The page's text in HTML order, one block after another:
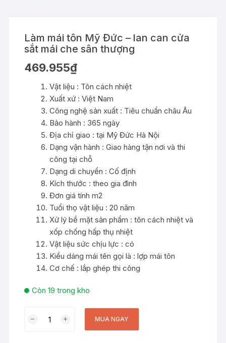
Làm mái tôn Mỹ Đức – lan can cửa
sắt mái che sân thượng
469.955₫
Vật liệu : Tôn cách nhiệt
Xuất xứ : Việt Nam
Công nghệ sản xuất : Tiêu chuẩn châu Âu
Bảo hành : 365 ngày
Địa chỉ giao : tại Mỹ Đức Hà Nội
Dạng vận hành : Giao hàng tận nơi và thi
công tại chỗ
Dạng di chuyển : Cố định
Kích thước : theo gia đình
Đơn giá tính m2
Tuổi thọ vật liệu : 20 năm
Xử lý bề mặt sản phẩm : tôn cách nhiệt và
xốp chống hấp thụ nhiệt
Vật liệu sức chịu lực : có
Kiểu dáng mái tên gọi là : lợp mái tôn
Cơ chế : lắp ghép thi công
Còn 19 trong kho
MUA NGAY